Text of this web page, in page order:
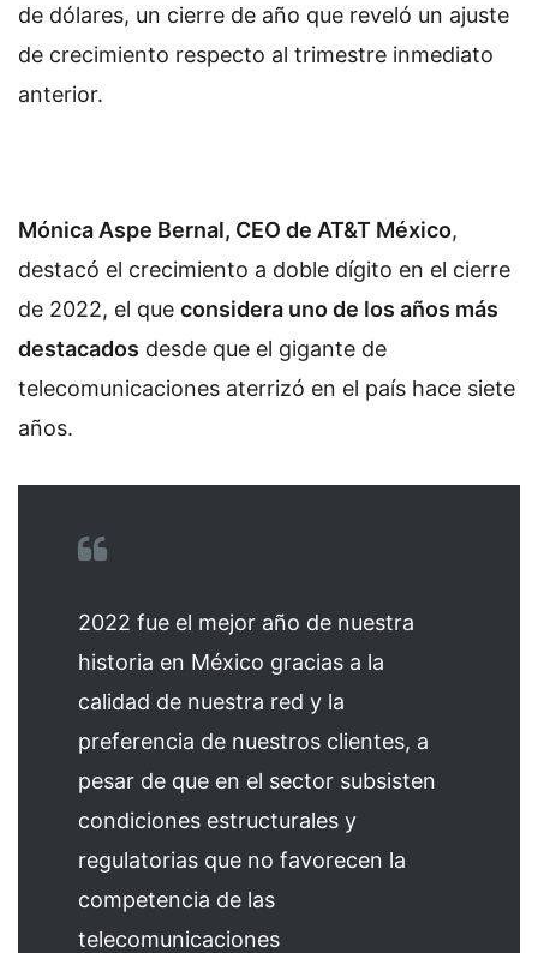
de dólares, un cierre de año que reveló un ajuste
de crecimiento respecto al trimestre inmediato
anterior.
Mónica Aspe Bernal, CEO de AT&T México,
destacó el crecimiento a doble dígito en el cierre
de 2022, el que considera uno de los años más
destacados desde que el gigante de
telecomunicaciones aterrizó en el país hace siete
años.
2022 fue el mejor año de nuestra
historia en México gracias a la
calidad de nuestra red y la
preferencia de nuestros clientes, a
pesar de que en el sector subsisten
condiciones estructurales y
regulatorias que no favorecen la
competencia de las
telecomunicaciones